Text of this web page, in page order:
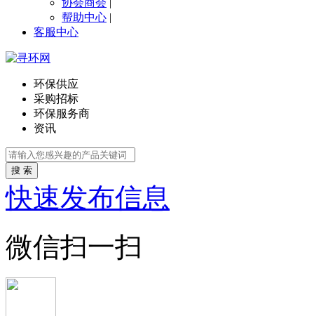
协会商会 |
帮助中心 |
客服中心
环保供应
采购招标
环保服务商
资讯
搜 索
快速发布信息
微信扫一扫